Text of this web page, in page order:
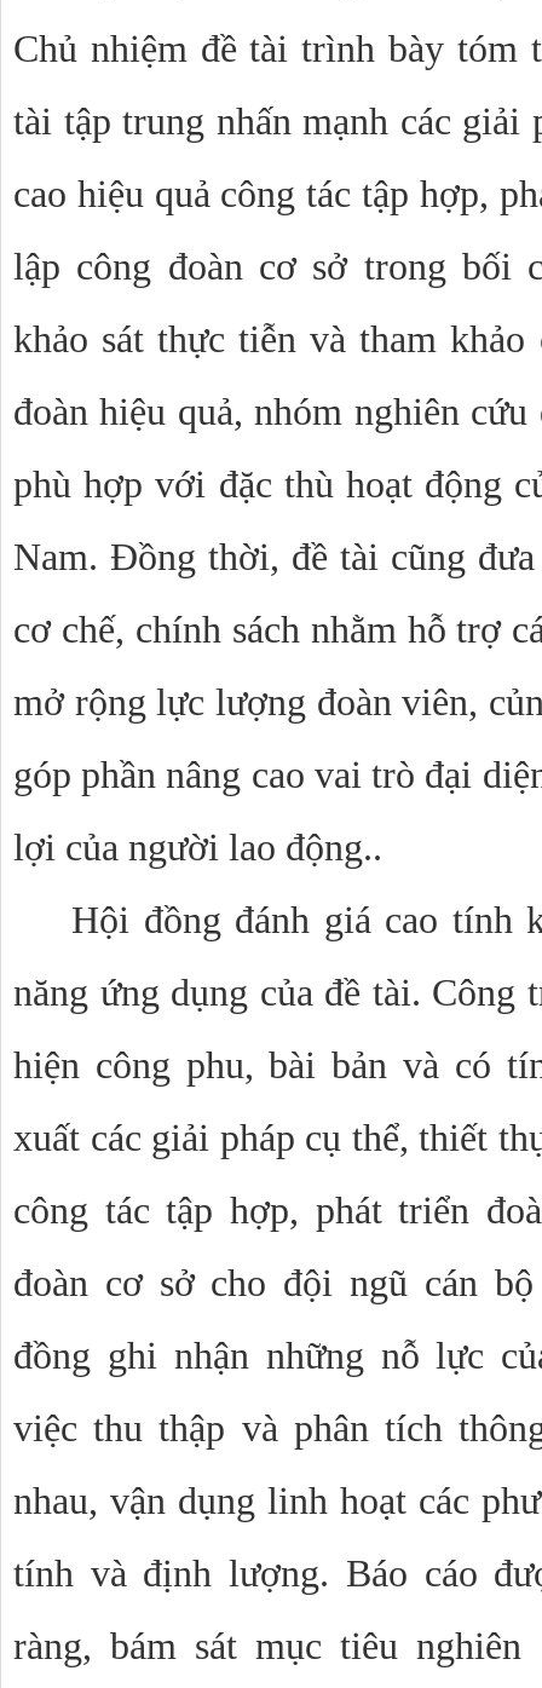
Chủ nhiệm đề tài trình bày tóm
tài tập trung nhấn mạnh các giải
cao hiệu quả công tác tập hợp,
lập công đoàn cơ sở trong bối
khảo sát thực tiễn và tham
đoàn hiệu quả, nhóm nghiên
phù hợp với đặc thù hoạt động
Nam. Đồng thời, đề tài cũng
cơ chế, chính sách nhằm hỗ trợ
mở rộng lực lượng đoàn viên,
góp phần nâng cao vai trò đại
lợi của người lao động..
Hội đồng đánh giá cao tính
năng ứng dụng của đề tài.
hiện công phu, bài bản và có
xuất các giải pháp cụ thể, thiết
công tác tập hợp, phát triển
đoàn cơ sở cho đội ngũ cán
đồng ghi nhận những nỗ lực
việc thu thập và phân tích
nhau, vận dụng linh hoạt các
tính và định lượng. Báo cáo
ràng, bám sát mục tiêu nghiên